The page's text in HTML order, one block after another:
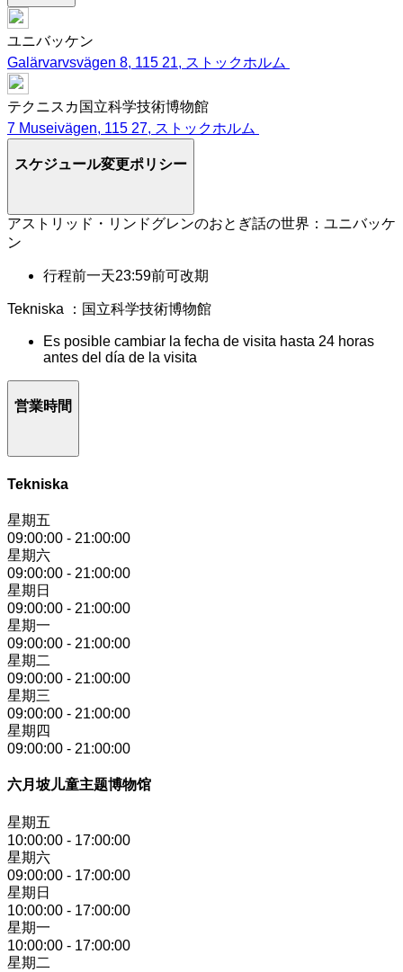
ユニバッケン
Galärvarvsvägen 8, 115 21, ストックホルム
テクニスカ国立科学技術博物館
7 Museivägen, 115 27, ストックホルム
スケジュール変更ポリシー
アストリッド・リンドグレンのおとぎ話の世界：ユニバッケ
ン
行程前一天23:59前可改期
Tekniska ：国立科学技術博物館
Es posible cambiar la fecha de visita hasta 24 horas
antes del día de la visita
営業時間
Tekniska
星期五
09:00:00 - 21:00:00
星期六
09:00:00 - 21:00:00
星期日
09:00:00 - 21:00:00
星期一
09:00:00 - 21:00:00
星期二
09:00:00 - 21:00:00
星期三
09:00:00 - 21:00:00
星期四
09:00:00 - 21:00:00
六月坡儿童主题博物馆
星期五
10:00:00 - 17:00:00
星期六
09:00:00 - 17:00:00
星期日
10:00:00 - 17:00:00
星期一
10:00:00 - 17:00:00
星期二